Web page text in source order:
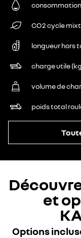
CO2 cycle
longueur hors
charge utile
volume de
poids total
et
Options